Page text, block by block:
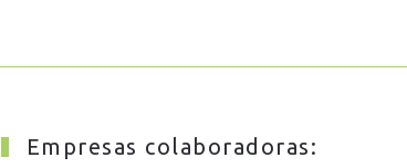
Empresas colaboradoras: